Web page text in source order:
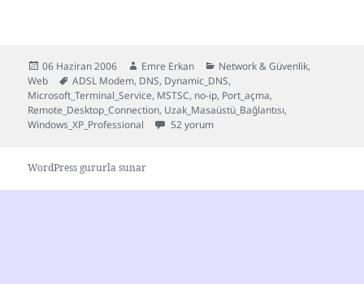
Yayın
tarihi
06 Haziran 2006 Yazar
Emre Erkan Kategoriler
Network & Güvenlik,
Web
Etiketler
ADSL Modem, DNS, Dynamic_DNS,
Microsoft_Terminal_Service, MSTSC, no-ip, Port_açma,
Remote_Desktop_Connection, Uzak_Masaüstü_Bağlantısı,
Windows_XP_Professional
Uzak Masaüstü Bağlantısı – Nasıl? için
52 yorum
WordPress gururla sunar